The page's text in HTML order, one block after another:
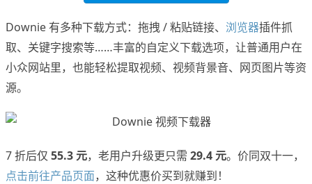
Downie 有多种下载方式：拖拽 / 粘贴链接、 浏览器插件抓
取、关键字搜索等……丰富的自定义下载选项，让普通用户在
小众网站里，也能轻松提取视频、视频背景音、网页图片等资
源。
7 折后仅 55.3 元，老用户升级更只需 29.4 元。价同双十一，
点击前往产品页面，这种优惠价买到就赚到！